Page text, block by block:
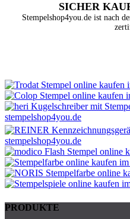
SICHER
Stempelshop4you.de ist nach
PRODUKTE